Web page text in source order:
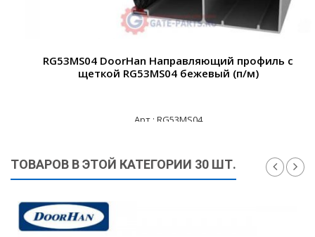
RG53MS04 DoorHan Направляющий профиль с
щеткой RG53MS04 бежевый (п/м)
Арт.: RG53MS04
ТОВАРОВ В ЭТОЙ КАТЕГОРИИ 30 ШТ.